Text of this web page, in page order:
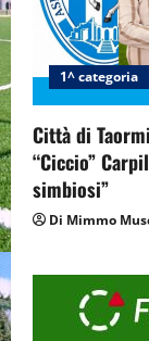
1^ categoria
Città di
“Ciccio”
simbiosi”
Di Mimmo